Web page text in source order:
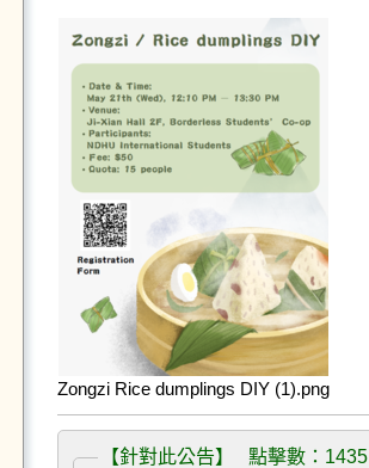
Zongzi Rice dumplings DIY (1).png
【針對此公告】 點擊數：1435